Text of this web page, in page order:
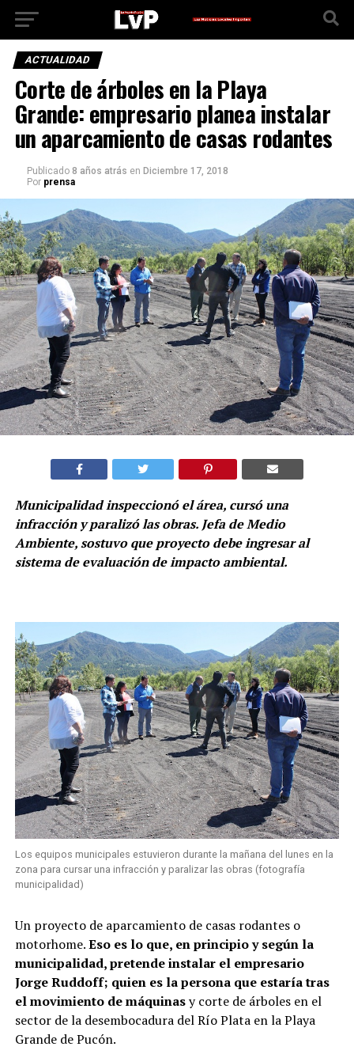
ACTUALIDAD
Corte de árboles en la Playa
Grande: empresario planea instalar
un aparcamiento de casas rodantes
Publicado 8 años atrás en Diciembre 17, 2018
Por prensa
Municipalidad inspeccionó el área, cursó una
infracción y paralizó las obras. Jefa de Medio
Ambiente, sostuvo que proyecto debe ingresar al
sistema de evaluación de impacto ambiental.
Los equipos municipales estuvieron durante la mañana del lunes en la
zona para cursar una infracción y paralizar las obras (fotografía
municipalidad)
Un proyecto de aparcamiento de casas rodantes o
motorhome.Eso es lo que, en principio y según la
municipalidad, pretende instalar el empresario
Jorge Ruddoff; quien es la persona que estaría tras
el movimiento de máquinasy corte de árboles en el
sector de la desembocadura del Río Plata en la Playa
Grande de Pucón.